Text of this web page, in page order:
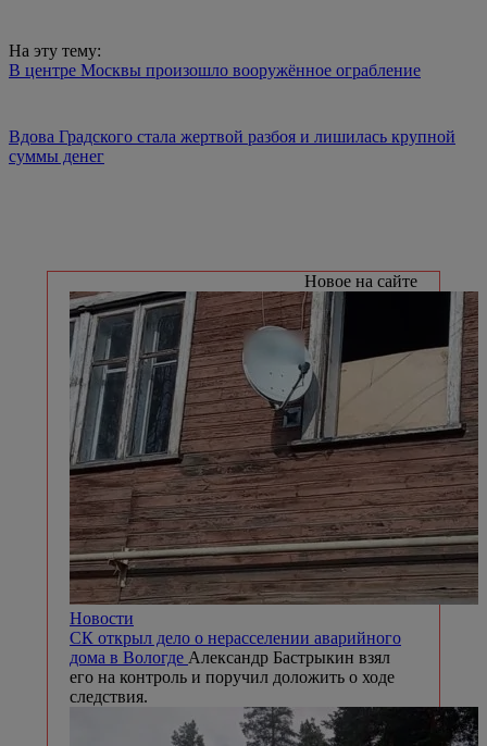
На эту тему:
В центре Москвы произошло вооружённое ограбление
Вдова Градского стала жертвой разбоя и лишилась крупной
суммы денег
Новое на сайте
Новости
СК открыл дело о нерасселении аварийного
дома в Вологде Александр Бастрыкин взял
его на контроль и поручил доложить о ходе
следствия.